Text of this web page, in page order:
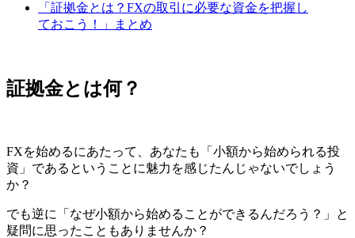
「証拠金とは？FXの取引に必要な資金を把握し
ておこう！」まとめ
証拠金とは何？
FXを始めるにあたって、あなたも
「小額から始められる投
資」 であるということに魅力を感じたんじゃないでしょう
か？
でも逆に 「なぜ小額から始めることができるんだろう？」
と
疑問に思ったこともありませんか？